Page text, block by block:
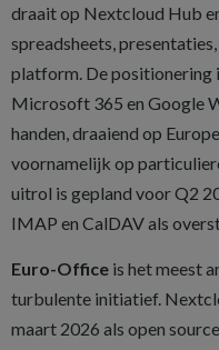
draait op Nextcloud Hub
spreadsheets,
platform. De positionering
Microsoft 365 en Google
handen, draaiend op
voornamelijk op
uitrol is gepland voor Q2
IMAP en CalDAV als
Euro-Office is het meest
turbulente initiatief.
maart 2026 als open